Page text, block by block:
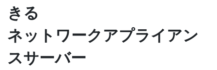
きる
ネットワークアプライアン
スサーバー